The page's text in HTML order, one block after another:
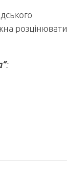
розцінювати
: